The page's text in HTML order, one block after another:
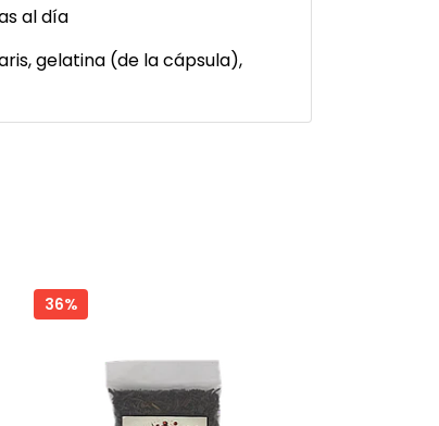
al día
gelatina (de la cápsula),
36%